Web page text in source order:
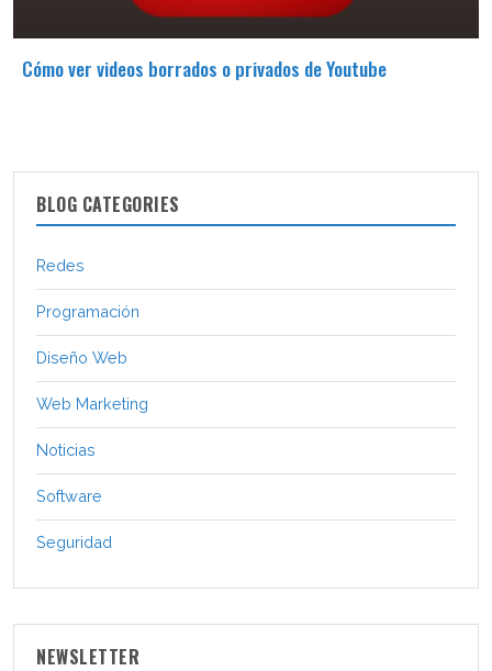
Cómo ver videos borrados o privados de Youtube
BLOG CATEGORIES
Redes
Programación
Diseño Web
Web Marketing
Noticias
Software
Seguridad
NEWSLETTER